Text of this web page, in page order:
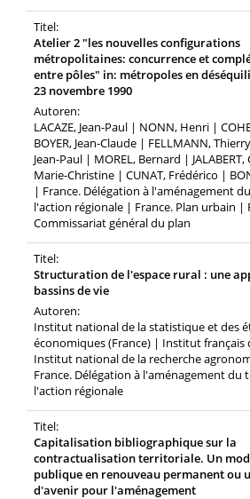
Titel:
Atelier 2 "les nouvelles configurations
métropolitaines: concurrence et
entre pôles" in: métropoles en
23 novembre 1990
Autoren:
LACAZE, Jean-Paul | NONN, Henri |
BOYER, Jean-Claude | FELLMANN,
Jean-Paul | MOREL, Bernard | JALABERT,
Marie-Christine | CUNAT, Frédérico |
| France. Délégation à l'aménagement
l'action régionale | France. Plan urbain |
Commissariat général du plan
Titel:
Structuration de l'espace rural : une
bassins de vie
Autoren:
Institut national de la statistique et des
économiques (France) | Institut français
Institut national de la recherche
France. Délégation à l'aménagement du
l'action régionale
Titel:
Capitalisation bibliographique sur la
contractualisation territoriale. Un
publique en renouveau permanent ou
d'avenir pour l'aménagement